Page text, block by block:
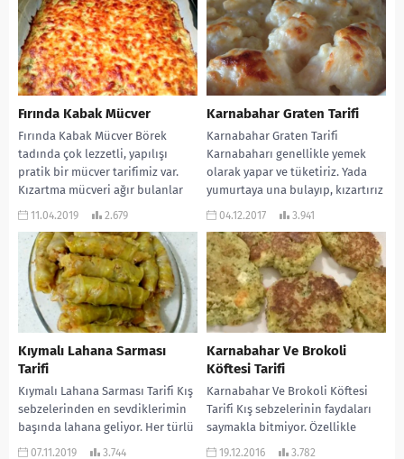
Fırında Kabak Mücver
Fırında Kabak Mücver Börek
tadında çok lezzetli, yapılışı
pratik bir mücver tarifimiz var.
Kızartma mücveri ağır bulanlar
bayılacak. Her yemeğin...
11.04.2019 2.679
Karnabahar Graten Tarifi
Karnabahar Graten Tarifi
Karnabaharı genellikle yemek
olarak yapar ve tüketiriz. Yada
yumurtaya una bulayıp, kızartırız
ki sarımsaklı yoğurtla harika
04.12.2017 3.941
Kıymalı Lahana Sarması
Tarifi
Kıymalı Lahana Sarması Tarifi Kış
sebzelerinden en sevdiklerimin
başında lahana geliyor. Her türlü
yemeğini de yiyorum. Özellikle de
07.11.2019 3.744
Karnabahar Ve Brokoli
Köftesi Tarifi
Karnabahar Ve Brokoli Köftesi
Tarifi Kış sebzelerinin faydaları
saymakla bitmiyor. Özellikle
karnabahar ve lahananın yeri ayrı
19.12.2016 3.782